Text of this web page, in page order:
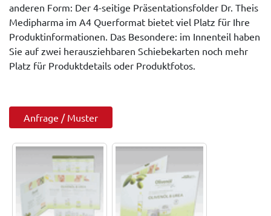
anderen Form: Der 4-seitige Präsentationsfolder Dr. Theis
Medipharma im A4 Querformat bietet viel Platz für Ihre
Produktinformationen. Das Besondere: im Innenteil haben
Sie auf zwei herausziehbaren Schiebekarten noch mehr
Platz für Produktdetails oder Produktfotos.
Anfrage / Muster